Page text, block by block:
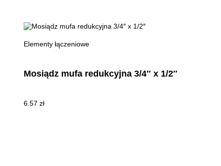
Elementy łączeniowe
Mosiądz mufa redukcyjna 3/4″ x 1/2″
6.57 zł